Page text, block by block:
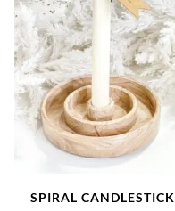
SPIRAL CANDLESTICK